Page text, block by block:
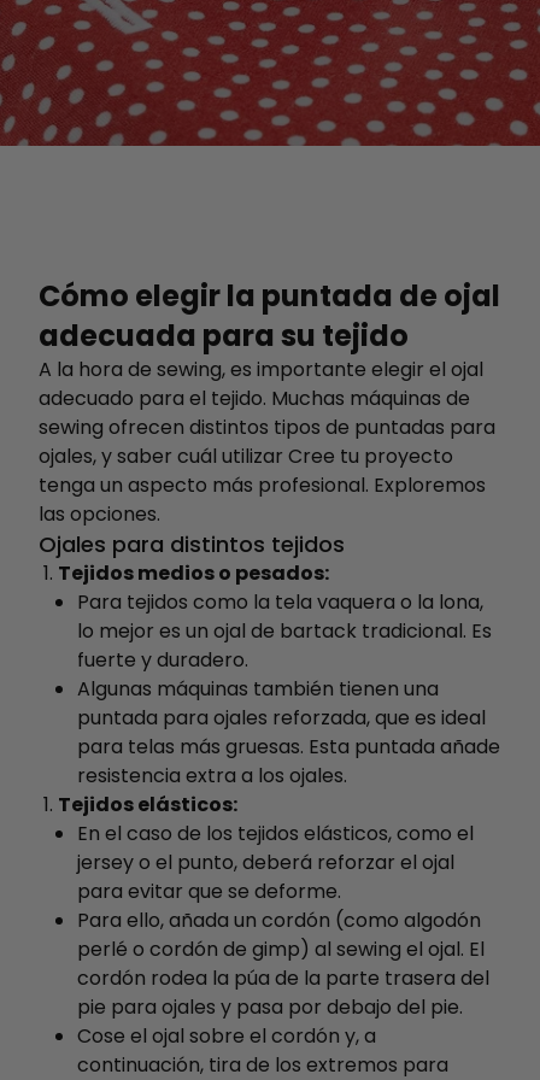
Cómo elegir la puntada de ojal
adecuada para su tejido
A la hora de sewing, es importante elegir el ojal
adecuado para el tejido. Muchas máquinas de
sewing ofrecen distintos tipos de puntadas para
ojales, y saber cuál utilizar Cree tu proyecto
tenga un aspecto más profesional. Exploremos
las opciones.
Ojales para distintos tejidos
Tejidos medios o pesados:
Para tejidos como la tela vaquera o la lona,
lo mejor es un ojal de bartack tradicional. Es
fuerte y duradero.
Algunas máquinas también tienen una
puntada para ojales reforzada, que es ideal
para telas más gruesas. Esta puntada añade
resistencia extra a los ojales.
Tejidos elásticos:
En el caso de los tejidos elásticos, como el
jersey o el punto, deberá reforzar el ojal
para evitar que se deforme.
Para ello, añada un cordón (como algodón
perlé o cordón de gimp) al sewing el ojal. El
cordón rodea la púa de la parte trasera del
pie para ojales y pasa por debajo del pie.
Cose el ojal sobre el cordón y, a
continuación, tira de los extremos para